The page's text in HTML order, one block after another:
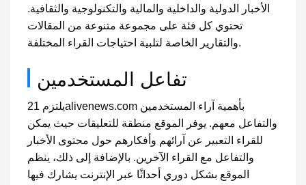
الأخبار الدولية والداخلية والمالية والتكنولوجية والثقافية.
تحتوي كل فئة على مجموعة متنوعة من المقالات
والتقارير الخاصة لتلبية احتياجات القراء المختلفة.
تفاعل المستخدمين
يلتزم 21alivenews.com بأهمية آراء المستخدمين
والتفاعل معهم. يوفر الموقع منطقة للتعليقات حيث يمكن
للقراء التعبير عن آرائهم وأفكارهم حول محتوى الأخبار
والتفاعل مع القراء الآخرين. بالإضافة إلى ذلك، ينظم
الموقع بشكل دوري أحداثًا عبر الإنترنت يشارك فيها